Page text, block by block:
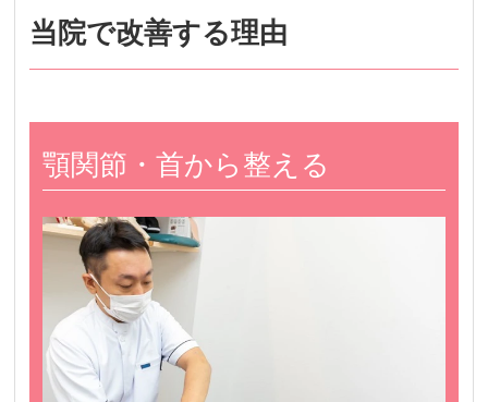
当院で改善する理由
顎関節・首から整える